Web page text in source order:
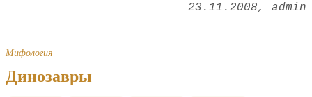
23.11.2008 admin
Мифология
Динозавры